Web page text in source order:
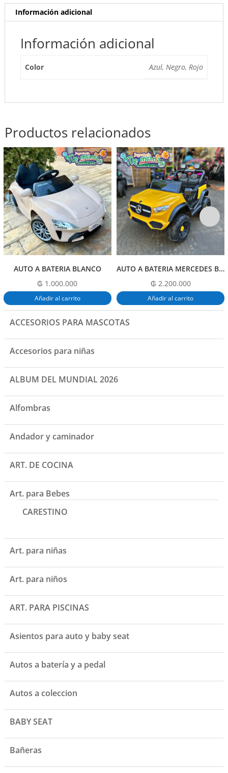
e
b
o
o
k
s
A
p
p
er l
ar
tir
Información adicional
Información adicional
Color Azul, Negro, Rojo
Productos relacionados
AUTO A BATERIA BLANCO
₲ 1.000.000
Añadir al carrito
AUTO A BATERIA MERCEDES BENZ
₲ 2.200.000
Añadir al carrito
ACCESORIOS PARA MASCOTAS
Accesorios para niñas
ALBUM DEL MUNDIAL 2026
Alfombras
Andador y caminador
ART. DE COCINA
Art. para Bebes
CARESTINO
Art. para niñas
Art. para niños
ART. PARA PISCINAS
Asientos para auto y baby seat
Autos a batería y a pedal
Autos a coleccion
BABY SEAT
Bañeras